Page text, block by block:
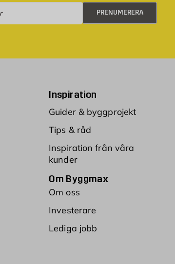
PRENUMERERA
Inspiration
Guider & byggprojekt
Tips & råd
Inspiration från våra
kunder
Om Byggmax
Om oss
Investerare
Lediga jobb